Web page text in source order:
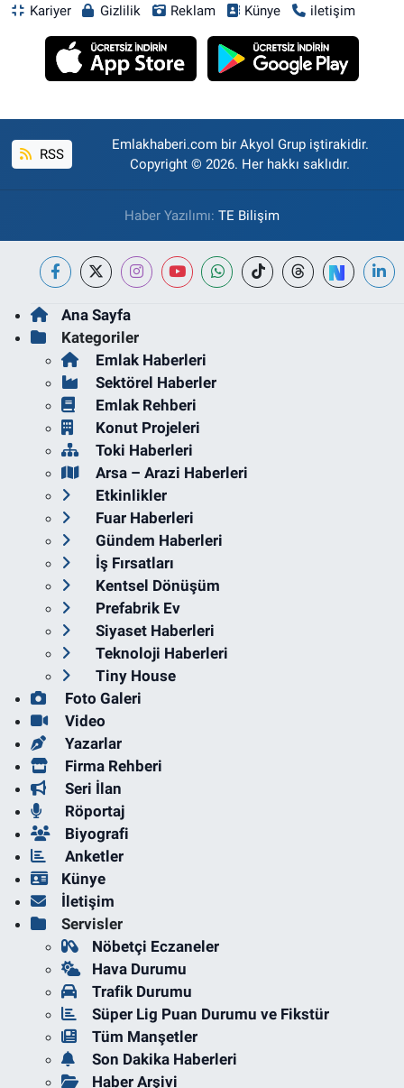
Kariyer
Gizlilik Reklam Künye iletişim
RSS
Emlakhaberi.com bir Akyol Grup iştirakidir.
Copyright © 2026. Her hakkı saklıdır.
Haber Yazılımı: TE Bilişim
Ana Sayfa
Kategoriler
Emlak Haberleri
Sektörel Haberler
Emlak Rehberi
Konut Projeleri
Toki Haberleri
Arsa – Arazi Haberleri
Etkinlikler
Fuar Haberleri
Gündem Haberleri
İş Fırsatları
Kentsel Dönüşüm
Prefabrik Ev
Siyaset Haberleri
Teknoloji Haberleri
Tiny House
Foto Galeri
Video
Yazarlar
Firma Rehberi
Seri İlan
Röportaj
Biyografi
Anketler
Künye
İletişim
Servisler
Nöbetçi Eczaneler
Hava Durumu
Trafik Durumu
Süper Lig Puan Durumu ve Fikstür
Tüm Manşetler
Son Dakika Haberleri
Haber Arşivi